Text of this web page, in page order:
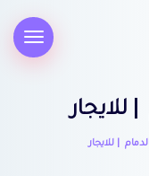
| للايجار